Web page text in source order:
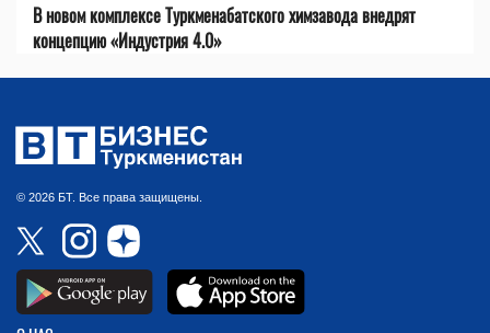
В новом комплексе Туркменабатского химзавода внедрят
концепцию «Индустрия 4.0»
© 2026 БТ. Все права защищены.